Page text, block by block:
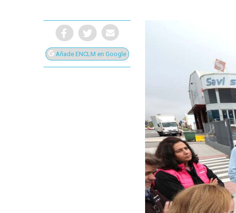
Presiona Intro para buscar o ESC para cerrar
Añade ENCLM en Google